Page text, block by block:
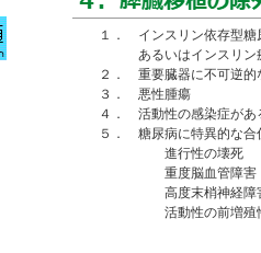
１． インスリン依存型糖尿
あるいはインスリン療法
２． 重要臓器に不可逆的な
３． 悪性腫瘍
４． 活動性の感染症があ
５． 糖尿病に特異的な合
進行性の壊死
重度脳血管障害
高度末梢神経障
活動性の前増殖性